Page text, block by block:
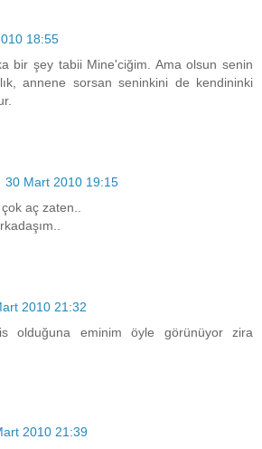
18:55
bir şey tabii Mine'ciğim. Ama olsun senin
annene sorsan seninkini de kendininki
30 Mart 2010 19:15
aç zaten..
2010 21:32
olduğuna eminim öyle görünüyor zira
2010 21:39